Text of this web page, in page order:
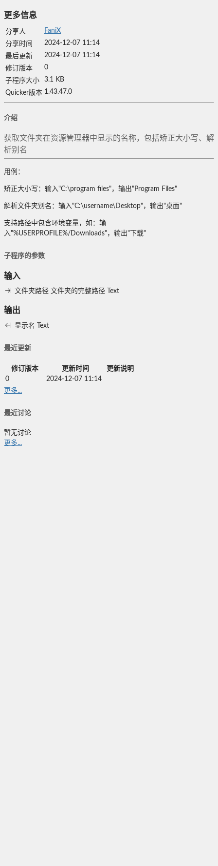
更多信息
分享人
FaniX
分享时间
2024-12-07 11:14
最后更新
2024-12-07 11:14
修订版本
0
子程序大小
3.1 KB
Quicker版本 1.43.47.0
介绍
获取文件夹在资源管理器中显示的名称，包括矫正大小写、解
析别名
用例：
矫正大小写：输入"C:\program files"，输出"Program Files"
解析文件夹别名：输入"C:\username\Desktop"，输出"桌面"
支持路径中包含环境变量，如：输
入"%USERPROFILE%/Downloads"，输出"下载"
子程序的参数
输入
文件夹路径 文件夹的完整路径 Text
输出
显示名 Text
最近更新
修订版本 更新时间
更新说明
0
2024-12-07 11:14
更多...
最近讨论
暂无讨论
更多...